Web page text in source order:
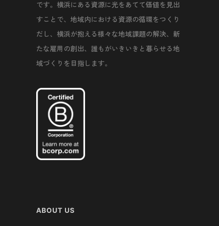
です。横浜にある資源に光をあてて価値を見出
すことで、地域内における資源の循環をつくり
だし、横浜が抱える様々な地域課題の解決、新
たな雇用の創出、誰もがいきいきと暮らせる地
域づくりを目指します。
ABOUT US